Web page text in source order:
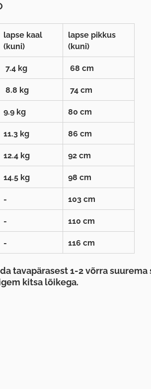
lapse kaal
(kuni)
lapse pikkus
(kuni)
7.4 kg 68 cm
8.8 kg 74 cm
9.9 kg 80 cm
11.3 kg 86 cm
12.4 kg 92 cm
14.5 kg 98 cm
- 103 cm
- 110 cm
- 116 cm
tavapärasest 1-2 võrra suurema
kitsa lõikega.